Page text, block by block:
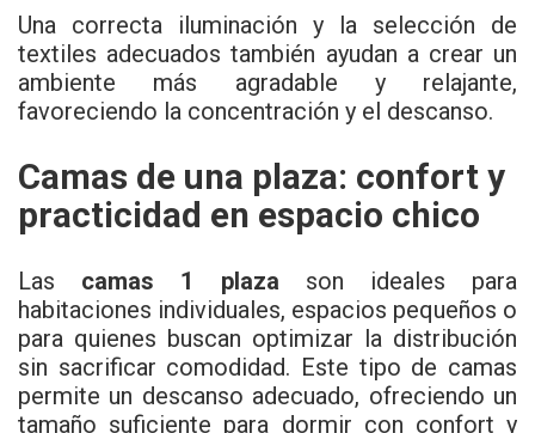
Una correcta iluminación y la selección de
textiles adecuados también ayudan a crear un
ambiente más agradable y relajante,
favoreciendo la concentración y el descanso.
Camas de una plaza: confort y
practicidad en espacio chico
Las camas 1 plaza son ideales para
habitaciones individuales, espacios pequeños o
para quienes buscan optimizar la distribución
sin sacrificar comodidad. Este tipo de camas
permite un descanso adecuado, ofreciendo un
tamaño suficiente para dormir con confort y